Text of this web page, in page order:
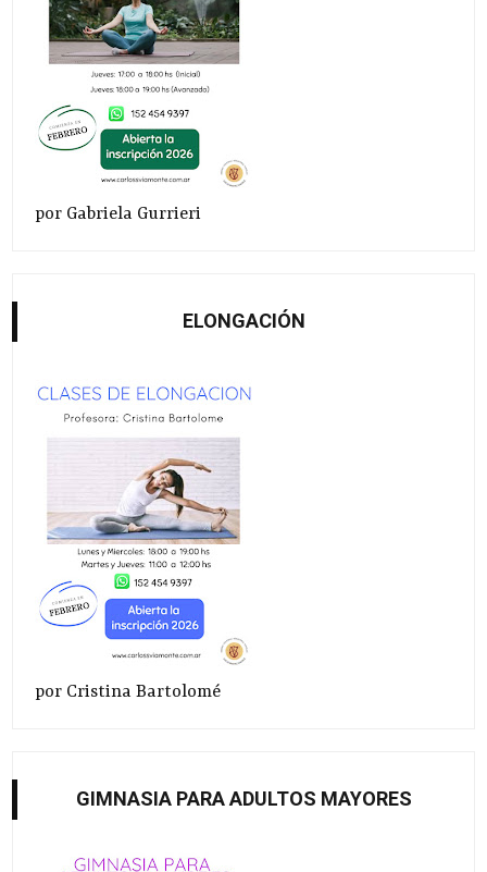
por Gabriela Gurrieri
ELONGACIÓN
por Cristina Bartolomé
GIMNASIA PARA ADULTOS MAYORES